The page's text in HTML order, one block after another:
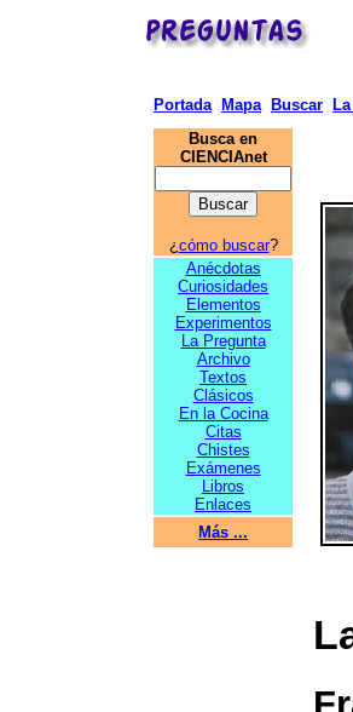
Portada Mapa Buscar
Busca en
CIENCIAnet
¿ cómo buscar?
Anécdotas
Curiosidades
Elementos
Experimentos
La Pregunta
Archivo
Textos
Clásicos
En la Cocina
Citas
Chistes
Exámenes
Libros
Enlaces
Más ...